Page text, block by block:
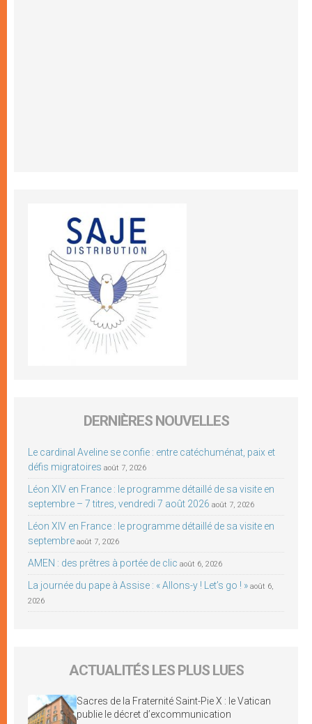
DERNIÈRES NOUVELLES
Le cardinal Aveline se confie : entre catéchuménat, paix et
défis migratoires août 7, 2026
Léon XIV en France : le programme détaillé de sa visite en
septembre – 7 titres, vendredi 7 août 2026 août 7, 2026
Léon XIV en France : le programme détaillé de sa visite en
septembre août 7, 2026
AMEN : des prêtres à portée de clic août 6, 2026
La journée du pape à Assise : « Allons-y ! Let’s go ! » août 6,
2026
ACTUALITÉS LES PLUS LUES
Sacres de la Fraternité Saint-Pie X : le Vatican
publie le décret d’excommunication